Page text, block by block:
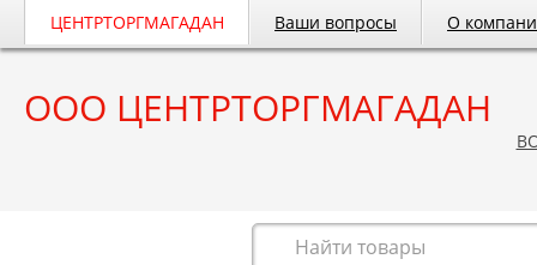
ЦЕНТРТОРГМАГАДАН Ваши вопросы О
ООО ЦЕНТРТОРГМАГАДАН